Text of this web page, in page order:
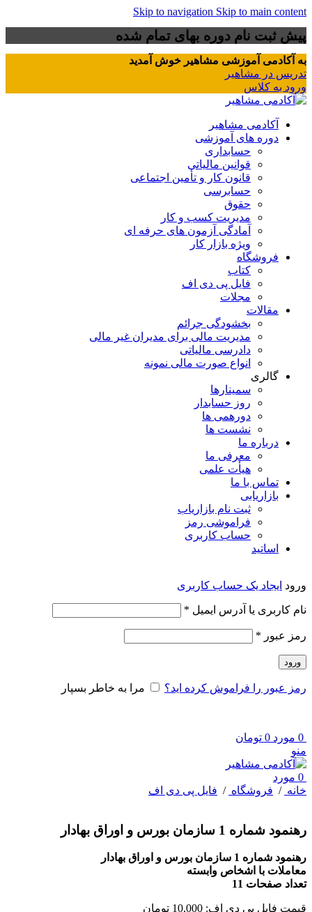
Skip to navigation Skip to main content
پیش ثبت نام دوره بهای تمام شده
به آکادمی آموزشی مشاهیر خوش آمدید
تدریس در مشاهیر
ورود به کلاس
آکادمی مشاهیر
دوره های آموزشی
حسابداری
قوانین مالیاتی
قانون کار و تأمین اجتماعی
حسابرسی
حقوق
مدیریت کسب و کار
آمادگی آزمون های حرفه ای
ویژه بازار کار
فروشگاه
کتاب
فایل پی دی اف
مجلات
مقالات
بخشودگی جرائم
مدیریت مالی برای مدیران غیر مالی
دادرسی مالیاتی
انواع صورت مالی نمونه
گالری
سمینارها
روز حسابدار
دورهمی ها
نشست ها
درباره ما
معرفی ما
هیأت علمی
تماس با ما
بازاریابی
ثبت نام بازاریاب
فراموشی رمز
حساب کاربری
اساتید
ورود ایجاد یک حساب کاربری
نام کاربری یا آدرس ایمیل *
رمز عبور *
ورود
رمز عبور را فراموش کرده اید؟ مرا به خاطر بسپار
0 مورد 0 تومان
منو
0 مورد
خانه / فروشگاه / فایل پی دی اف
رهنمود شماره 1 سازمان بورس و اوراق بهادار
رهنمود شماره 1 سازمان بورس و اوراق بهادار
معاملات با اشخاص وابسته
تعداد صفحات 11
قیمت فایل پی دی اف: 10,000 تومان